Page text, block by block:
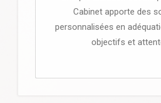
Cabinet apporte des
personnalisées en
objectifs et